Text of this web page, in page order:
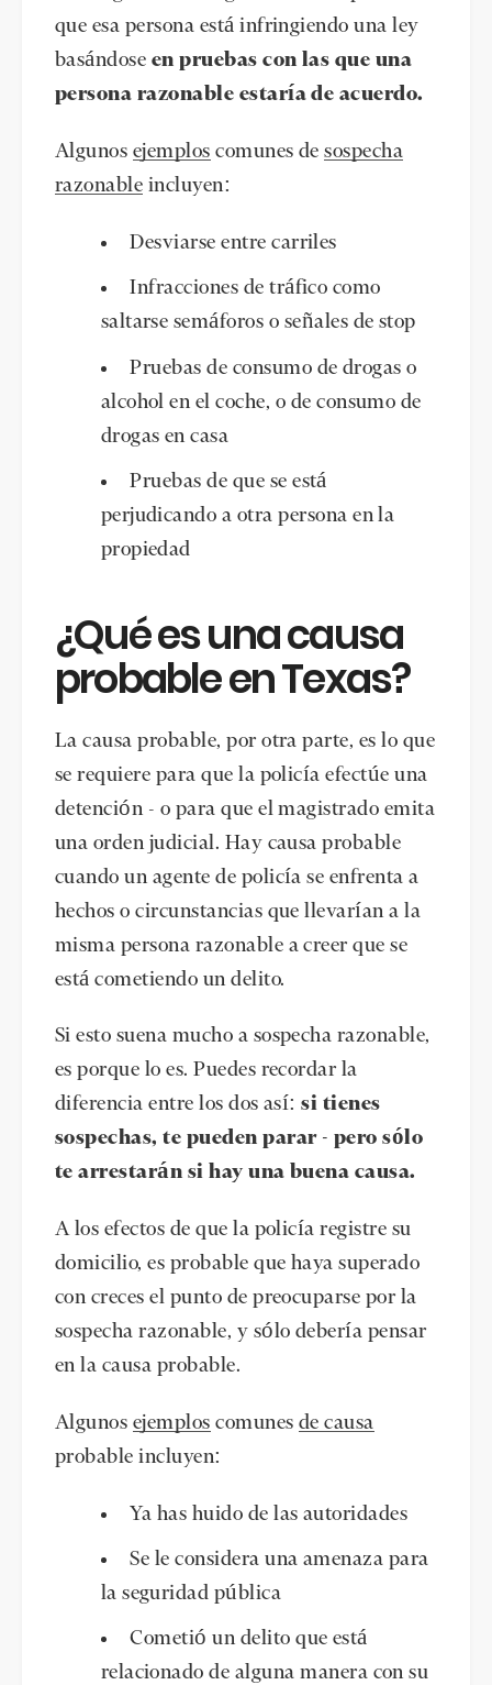
que esa persona está infringiendo una ley
basándose en pruebas con las que una
persona razonable estaría de acuerdo.
Algunos ejemplos comunes desospecha
razonable incluyen:
Desviarse entre carriles
Infracciones de tráfico como
saltarse semáforos o señales de stop
Pruebas de consumo de drogas o
alcohol en el coche, o de consumo de
drogas en casa
Pruebas de que se está
perjudicando a otra persona en la
propiedad
¿Qué es una causa
probable en Texas?
La causa probable, por otra parte, es lo que
se requiere para que la policía efectúe una
detención - o para que el magistrado emita
una orden judicial. Hay causa probable
cuando un agente de policía se enfrenta a
hechos o circunstancias que llevarían a la
misma persona razonable a creer que se
está cometiendo un delito.
Si esto suena mucho a sospecha razonable,
es porque lo es. Puedes recordar la
diferencia entre los dos así:si tienes
sospechas, te pueden parar - pero sólo
te arrestarán si hay una buena causa.
A los efectos de que la policía registre su
domicilio, es probable que haya superado
con creces el punto de preocuparse por la
sospecha razonable, y sólo debería pensar
en la causa probable.
Algunos ejemplos comunesde causa
probable incluyen:
Ya has huido de las autoridades
Se le considera una amenaza para
la seguridad pública
Cometió un delito que está
relacionado de alguna manera con su